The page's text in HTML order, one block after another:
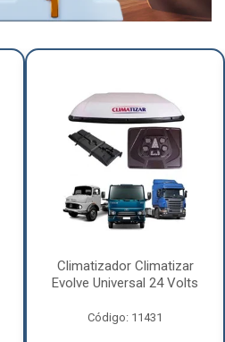
Climatizador Climatizar
Evolve Universal 24 Volts
Código: 11431